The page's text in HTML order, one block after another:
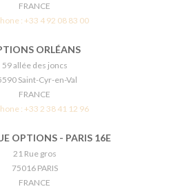
FRANCE
:+33 4 92 08 83 00
ORLÉANS
59 allée des joncs
Saint-Cyr-en-Val
FRANCE
:+33 2 38 41 12 96
OPTIONS - PARIS 16E
21 Rue gros
75016 PARIS
FRANCE